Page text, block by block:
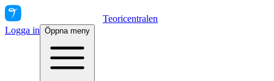
Teoricentralen
Logga in Öppna meny